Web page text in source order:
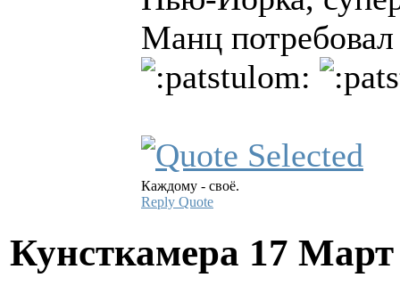
Манц
Каждому - своё.
Reply Quote
Кунсткамера 17